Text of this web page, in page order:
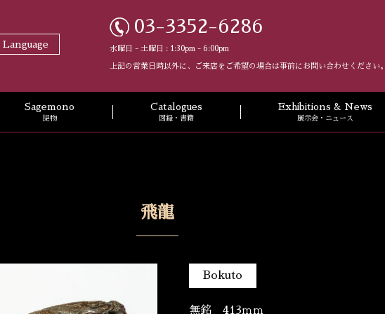
03-3352-6286
水曜日 - 土曜日 : 1:30pm - 6:00pm
上記の営業日時以外に、ご来店をご希望の場合は事前にお問い合わせください。
Sagemono
提物
Catalogues
図録・書籍
Exhibitions & News
展示会・ニュース
飛龍
Bokuto
無銘 413ｍｍ